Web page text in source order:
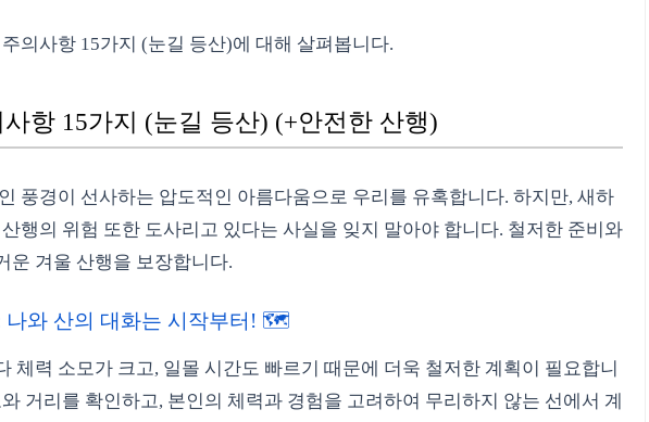
의사항 15가지 (눈길 등산)에 대해 살펴봅니다.
항 15가지 (눈길 등산) (+안전한 산행)
풍경이 선사하는 압도적인 아름다움으로 우리를 유혹합니다. 하지만, 새하
행의 위험 또한 도사리고 있다는 사실을 잊지 말아야 합니다. 철저한 준비와
운 겨울 산행을 보장합니다.
나와 산의 대화는 시작부터! 🗺️
체력 소모가 크고, 일몰 시간도 빠르기 때문에 더욱 철저한 계획이 필요합니
거리를 확인하고, 본인의 체력과 경험을 고려하여 무리하지 않는 선에서 계